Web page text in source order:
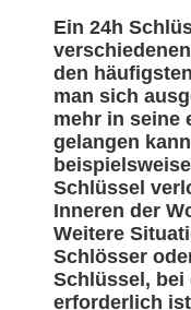
Ein 24h
den
man sich
mehr in seine
gelangen
Schlüssel
Inneren der
Weitere
Schlösser
Schlüssel, bei
erforderlich